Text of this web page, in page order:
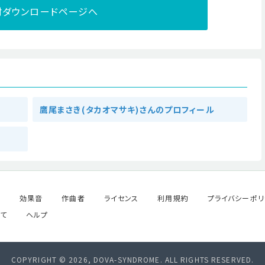
ウンロードページへ
鷹尾まさき(タカオマサキ)さんのプロフィール
効果音 作曲者 ライセンス 利用規約 プライバシーポ
ヘルプ
COPYRIGHT © 2026, DOVA-SYNDROME. ALL RIGHTS RESERVED.